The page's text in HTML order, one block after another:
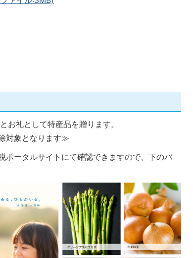
お礼として特産品を贈ります。
対象となります≫
ポータルサイトにて確認できますので、下のバ